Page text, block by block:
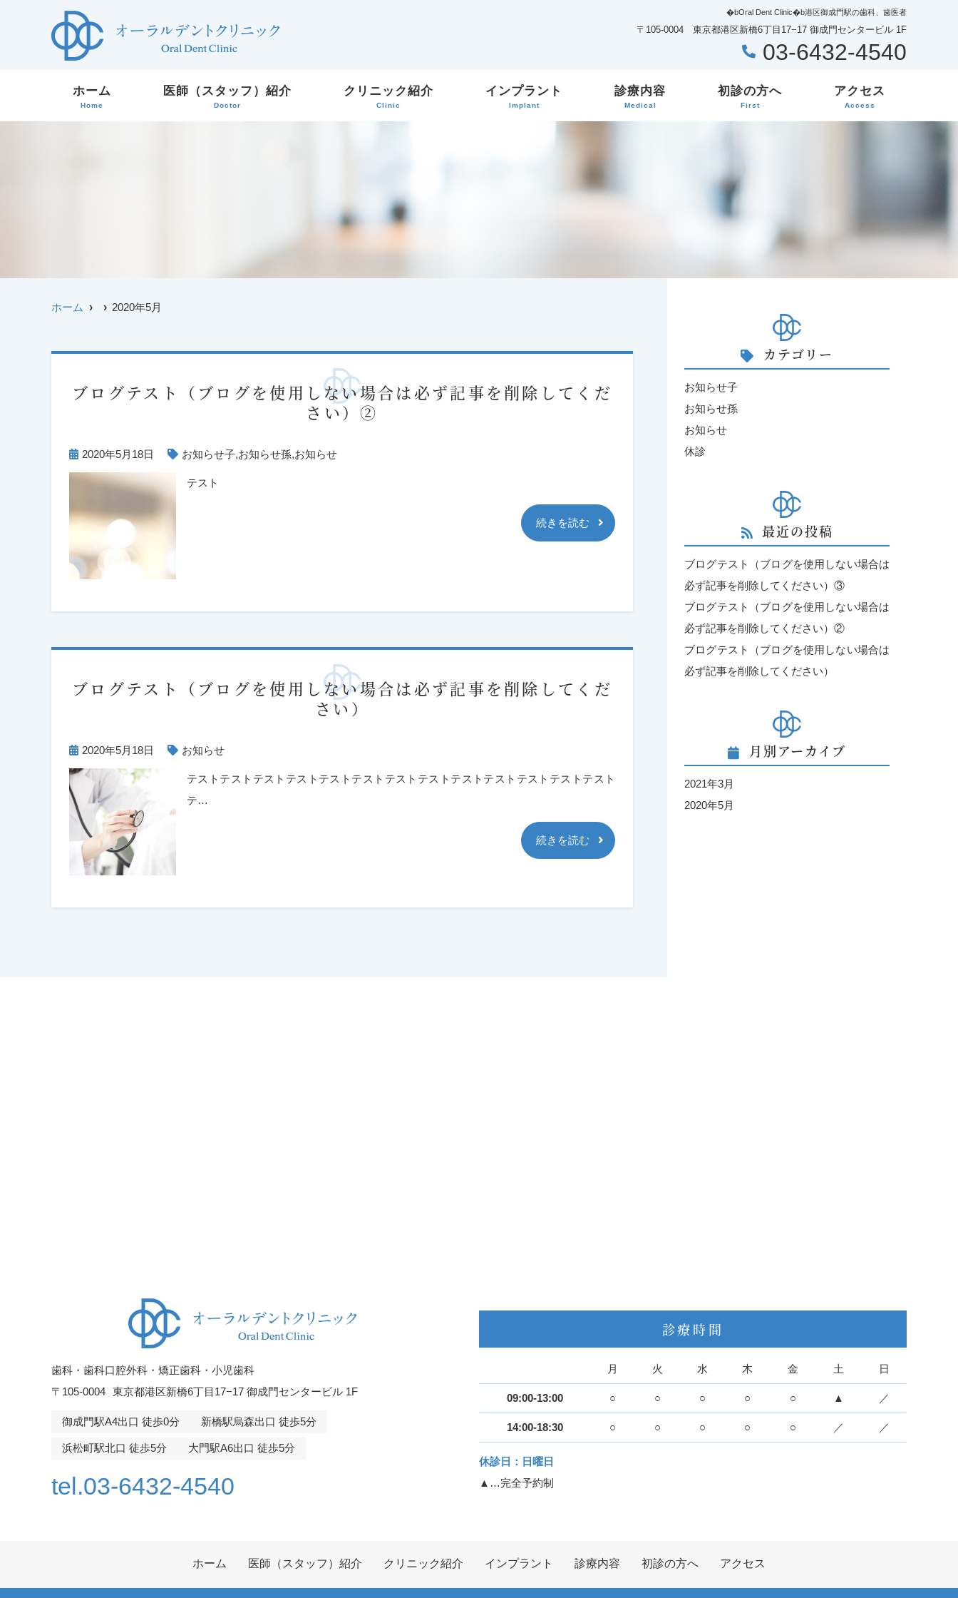
�bOral Dent Clinic�b港区御成門駅の歯科、歯医者
〒105-0004 東京都港区新橋6丁目17−17 御成門センタービル 1F
03-6432-4540
ホーム
Home
医師（スタッフ）紹介
Doctor
クリニック紹介
Clinic
インプラント
Implant
診療内容
Medical
初診の方へ
First
アクセス
Access
ホーム 2020年5月
ブログテスト（ブログを使用しない場合は必ず記事を削除してくだ
さい）②
2020年5月18日 お知らせ子,お知らせ孫,お知らせ
テスト
続きを読む
ブログテスト（ブログを使用しない場合は必ず記事を削除してくだ
さい）
2020年5月18日 お知らせ
テストテストテストテストテストテストテストテストテストテストテストテストテスト
テ…
続きを読む
カテゴリー
お知らせ子
お知らせ孫
お知らせ
休診
最近の投稿
ブログテスト（ブログを使用しない場合は
必ず記事を削除してください）③
ブログテスト（ブログを使用しない場合は
必ず記事を削除してください）②
ブログテスト（ブログを使用しない場合は
必ず記事を削除してください）
月別アーカイブ
2021年3月
2020年5月
歯科・歯科口腔外科・矯正歯科・小児歯科
〒105-0004 東京都港区新橋6丁目17−17 御成門センタービル 1F
御成門駅A4出口 徒歩0分 新橋駅烏森出口 徒歩5分
浜松町駅北口 徒歩5分 大門駅A6出口 徒歩5分
tel.03-6432-4540
診療時間
月 火 水 木 金 土 日
09:00-13:00 ○ ○ ○ ○ ○ ▲ ／
14:00-18:30 ○ ○ ○ ○ ○ ／ ／
休診日：日曜日
▲…完全予約制
ホーム 医師（スタッフ）紹介 クリニック紹介 インプラント 診療内容 初診の方へ アクセス